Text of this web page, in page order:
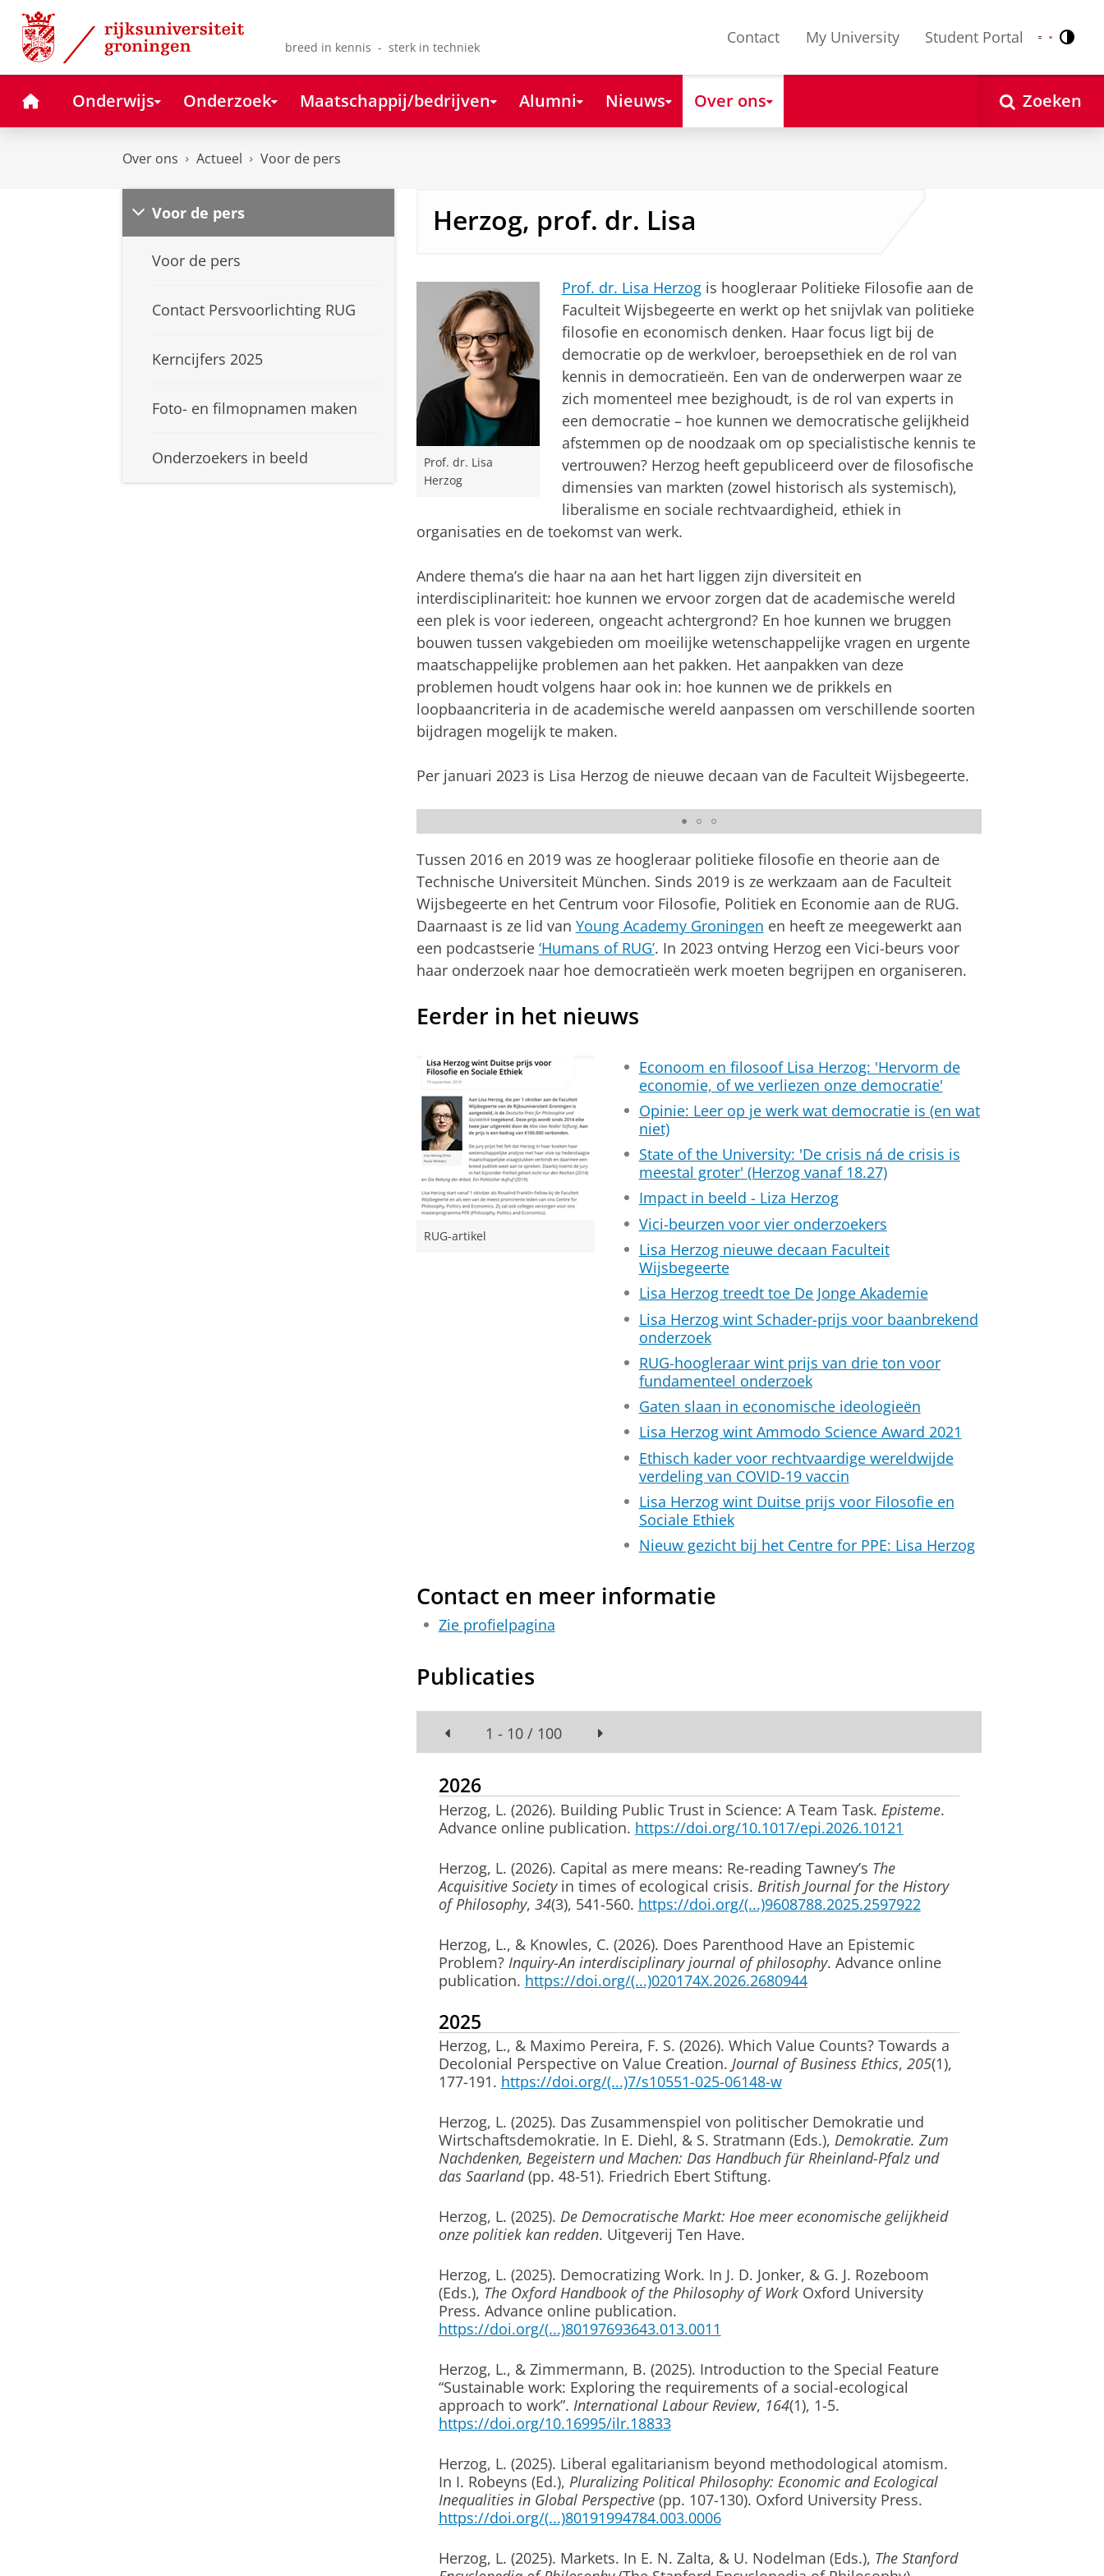
Skip
Content
Skip
Navigation
breed in kennis - sterk in techniek
Contact My University Student Portal Nederlands
English
HomeOnderwijs Onderzoek Maatschappij/bedrijven Alumni Nieuws Over ons Zoeken
Over ons Actueel Voor de pers
Voor de pers
Voor de pers
Contact Persvoorlichting RUG
Kerncijfers 2025
Foto- en filmopnamen maken
Onderzoekers in beeld
Herzog, prof. dr. Lisa
Prof. dr. Lisa
Herzog
Prof. dr. Lisa Herzogis hoogleraar Politieke Filosofie aan de
Faculteit Wijsbegeerte en werkt op het snijvlak van politieke
filosofie en economisch denken. Haar focus ligt bij de
democratie op de werkvloer, beroepsethiek en de rol van
kennis in democratieën. Een van de onderwerpen waar ze
zich momenteel mee bezighoudt, is de rol van experts in
een democratie – hoe kunnen we democratische gelijkheid
afstemmen op de noodzaak om op specialistische kennis te
vertrouwen? Herzog heeft gepubliceerd over de filosofische
dimensies van markten (zowel historisch als systemisch),
liberalisme en sociale rechtvaardigheid, ethiek in
organisaties en de toekomst van werk.
Andere thema’s die haar na aan het hart liggen zijn diversiteit en
interdisciplinariteit: hoe kunnen we ervoor zorgen dat de academische wereld
een plek is voor iedereen, ongeacht achtergrond? En hoe kunnen we bruggen
bouwen tussen vakgebieden om moeilijke wetenschappelijke vragen en urgente
maatschappelijke problemen aan het pakken. Het aanpakken van deze
problemen houdt volgens haar ook in: hoe kunnen we de prikkels en
loopbaancriteria in de academische wereld aanpassen om verschillende soorten
bijdragen mogelijk te maken.
Per januari 2023 is Lisa Herzog de nieuwe decaan van de Faculteit Wijsbegeerte.
Pas uw cookie instellingen aanom deze video te zien
Tussen 2016 en 2019 was ze hoogleraar politieke filosofie en theorie aan de
Technische Universiteit München. Sinds 2019 is ze werkzaam aan de Faculteit
Wijsbegeerte en het Centrum voor Filosofie, Politiek en Economie aan de RUG.
Daarnaast is ze lid van Young Academy Groningen en heeft ze meegewerkt aan
een podcastserie ‘Humans of RUG’. In 2023 ontving Herzog een Vici-beurs voor
haar onderzoek naar hoe democratieën werk moeten begrijpen en organiseren.
Eerder in het nieuws
RUG-artikel
Econoom en filosoof Lisa Herzog: 'Hervorm de
economie, of we verliezen onze democratie'
Opinie: Leer op je werk wat democratie is (en wat
niet)
State of the University: 'De crisis ná de crisis is
meestal groter' (Herzog vanaf 18.27)
Impact in beeld - Liza Herzog
Vici-beurzen voor vier onderzoekers
Lisa Herzog nieuwe decaan Faculteit
Wijsbegeerte
Lisa Herzog treedt toe De Jonge Akademie
Lisa Herzog wint Schader-prijs voor baanbrekend
onderzoek
RUG-hoogleraar wint prijs van drie ton voor
fundamenteel onderzoek
Gaten slaan in economische ideologieën
Lisa Herzog wint Ammodo Science Award 2021
Ethisch kader voor rechtvaardige wereldwijde
verdeling van COVID-19 vaccin
Lisa Herzog wint Duitse prijs voor Filosofie en
Sociale Ethiek
Nieuw gezicht bij het Centre for PPE: Lisa Herzog
Contact en meer informatie
Zie profielpagina
Publicaties
1 - 10 / 100
2026
Herzog, L. (2026). Building Public Trust in Science: A Team Task. Episteme.
Advance online publication. https://doi.org/10.1017/epi.2026.10121
Herzog, L. (2026). Capital as mere means: Re-reading Tawney’s The
Acquisitive Societyin times of ecological crisis. British Journal for the History
of Philosophy, 34(3), 541-560. https://doi.org/(...)9608788.2025.2597922
Herzog, L., & Knowles, C. (2026). Does Parenthood Have an Epistemic
Problem? Inquiry-An interdisciplinary journal of philosophy. Advance online
publication. https://doi.org/(...)020174X.2026.2680944
2025
Herzog, L., & Maximo Pereira, F. S. (2026). Which Value Counts? Towards a
Decolonial Perspective on Value Creation. Journal of Business Ethics, 205(1),
177-191. https://doi.org/(...)7/s10551-025-06148-w
Herzog, L. (2025). Das Zusammenspiel von politischer Demokratie und
Wirtschaftsdemokratie. In E. Diehl, & S. Stratmann (Eds.), Demokratie. Zum
Nachdenken, Begeistern und Machen: Das Handbuch für Rheinland-Pfalz und
das Saarland(pp. 48-51). Friedrich Ebert Stiftung.
Herzog, L. (2025). De Democratische Markt: Hoe meer economische gelijkheid
onze politiek kan redden. Uitgeverij Ten Have.
Herzog, L. (2025). Democratizing Work. In J. D. Jonker, & G. J. Rozeboom
(Eds.), The Oxford Handbook of the Philosophy of WorkOxford University
Press. Advance online publication.
https://doi.org/(...)80197693643.013.0011
Herzog, L., & Zimmermann, B. (2025). Introduction to the Special Feature
“Sustainable work: Exploring the requirements of a social-ecological
approach to work”. International Labour Review, 164(1), 1-5.
https://doi.org/10.16995/ilr.18833
Herzog, L. (2025). Liberal egalitarianism beyond methodological atomism.
In I. Robeyns (Ed.), Pluralizing Political Philosophy: Economic and Ecological
Inequalities in Global Perspective(pp. 107-130). Oxford University Press.
https://doi.org/(...)80191994784.003.0006
Herzog, L. (2025). Markets. In E. N. Zalta, & U. Nodelman (Eds.), The Stanford